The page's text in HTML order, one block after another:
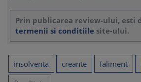
Prin publicarea review-ului, esti
termenii si conditiile site-ului.
insolventa creante faliment